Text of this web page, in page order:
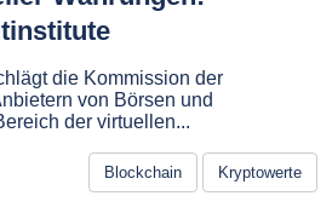
die Kommission der
von Börsen und
der virtuellen...
Blockchain Kryptowerte